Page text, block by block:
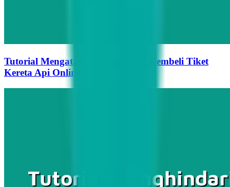
Tutorial Mengatasi Masalah Saat Membeli Tiket
Kereta Api Online